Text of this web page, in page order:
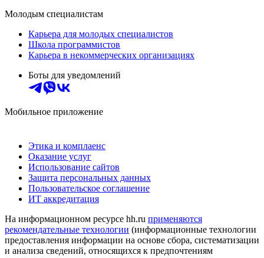
Молодым специалистам
Карьера для молодых специалистов
Школа программистов
Карьера в некоммерческих организациях
Боты для уведомлений
Мобильное приложение
Этика и комплаенс
Оказание услуг
Использование сайтов
Защита персональных данных
Пользовательское соглашение
ИТ аккредитация
На информационном ресурсе hh.ru применяются
рекомендательные технологии (информационные технологии
предоставления информации на основе сбора, систематизации
и анализа сведений, относящихся к предпочтениям